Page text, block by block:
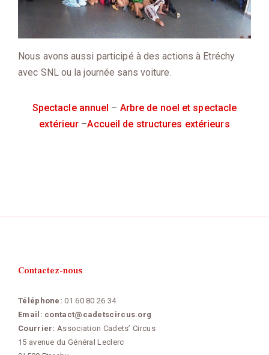
Nous avons aussi participé à des actions à Etréchy
avec SNL ou la journée sans voiture.
Spectacle annuel – Arbre de noel et spectacle
extérieur –Accueil de structures extérieurs
Contactez-nous
Téléphone: 01 60 80 26 34
Email: contact@cadetscircus.org
Courrier: Association Cadets’ Circus
15 avenue du Général Leclerc